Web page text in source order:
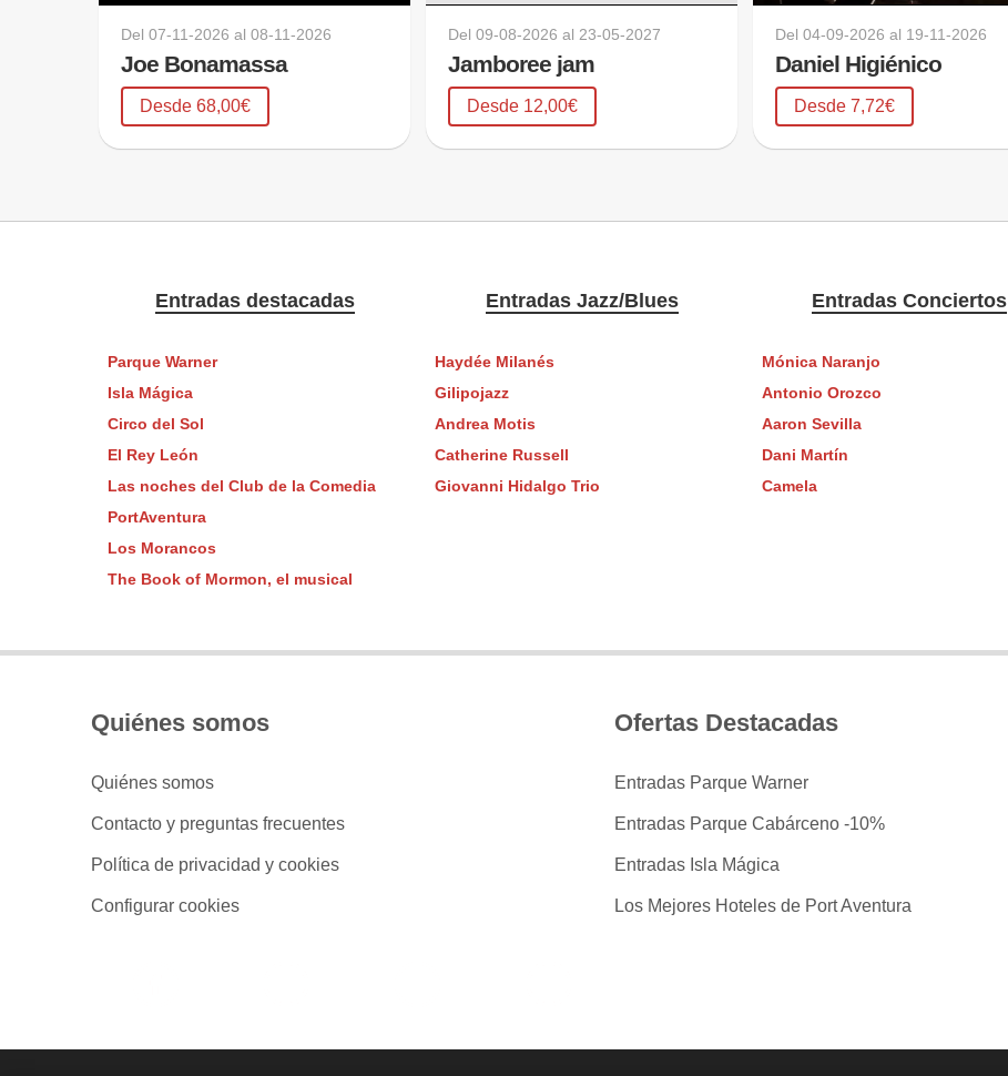
Del07-11-2026 al08-11-2026
Joe Bonamassa
Desde 68,00€
Del09-08-2026 al23-05-2027
Jamboree jam
Desde 12,00€
Del04-09-2026 al 19-11-2026
Daniel Higiénico
Desde 7,72€
Entradas destacadas
Parque Warner
Isla Mágica
Circo del Sol
El Rey León
Las noches del Club de la Comedia
PortAventura
Los Morancos
The Book of Mormon, el musical
Entradas Jazz/Blues
Haydée Milanés
Gilipojazz
Andrea Motis
Catherine Russell
Giovanni Hidalgo Trio
Entradas Conciertos
Mónica Naranjo
Antonio Orozco
Aaron Sevilla
Dani Martín
Camela
Quiénes somos
Quiénes somos
Contacto y preguntas frecuentes
Política de privacidad y cookies
Configurar cookies
Ofertas Destacadas
Entradas Parque Warner
Entradas Parque Cabárceno -10%
Entradas Isla Mágica
Los Mejores Hoteles de Port Aventura